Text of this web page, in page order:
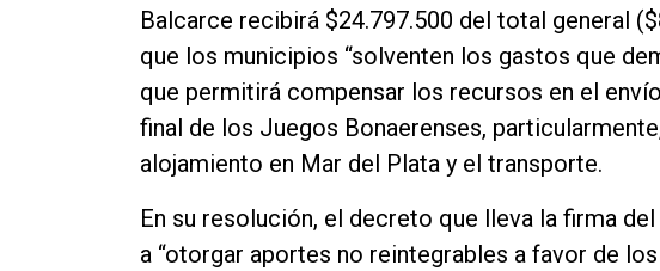
ContactoBalcarce recibirá $24.797.500 del total general
que los municipios “solventen los gastos que
que permitirá compensar los recursos en el
final de los Juegos Bonaerenses,
alojamiento en Mar del Plata y el transporte.
En su resolución, el decreto que lleva la firma
a “otorgar aportes no reintegrables a favor de